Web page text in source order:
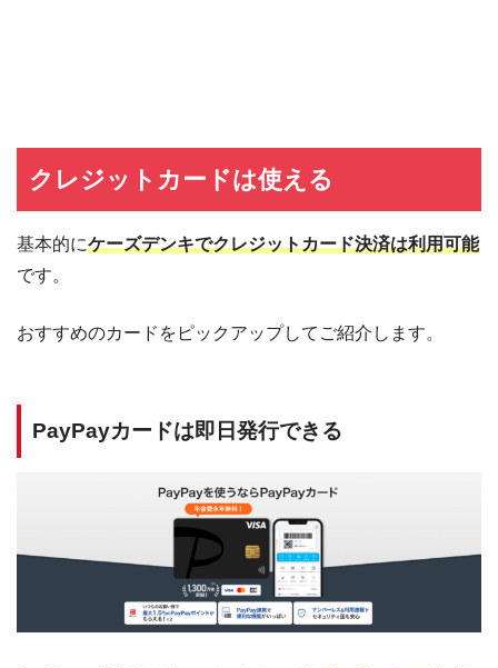
クレジットカードは使える
基本的にケーズデンキでクレジットカード決済は利用可能
です。
おすすめのカードをピックアップしてご紹介します。
PayPayカードは即日発行できる